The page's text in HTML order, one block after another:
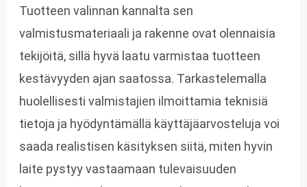
Tuotteen valinnan kannalta sen
valmistusmateriaali ja rakenne ovat olennaisia
tekijöitä, sillä hyvä laatu varmistaa tuotteen
kestävyyden ajan saatossa. Tarkastelemalla
huolellisesti valmistajien ilmoittamia teknisiä
tietoja ja hyödyntämällä käyttäjäarvosteluja voi
saada realistisen käsityksen siitä, miten hyvin
laite pystyy vastaamaan tulevaisuuden